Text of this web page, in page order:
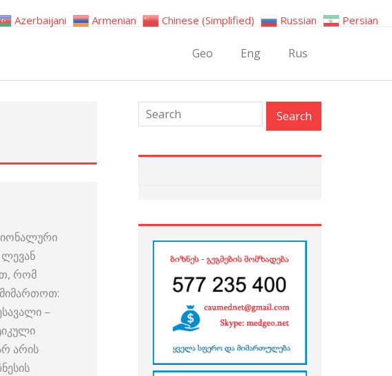
Geo Eng Rus
ლევან
რომ
მიმართოთ:
–
არის
Azerbaijani Armenian Chinese (Simplified) Russian Persian